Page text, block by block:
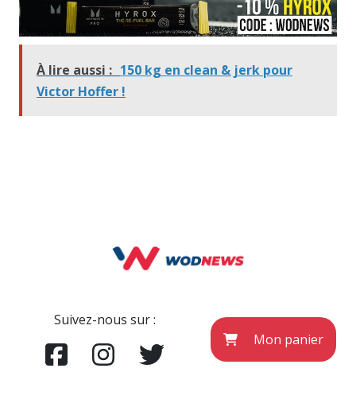
À lire aussi : 150 kg en clean & jerk pour
Victor Hoffer !
Suivez-nous sur :
Mon panier